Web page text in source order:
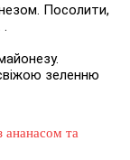
Посолити,
зеленню
ананасом та